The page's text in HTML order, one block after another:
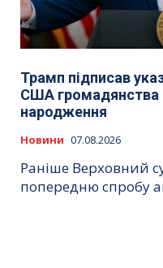
Трамп підписав
США громадянства
народження
Новини 07.08.2026
Раніше Верховний
попередню спробу